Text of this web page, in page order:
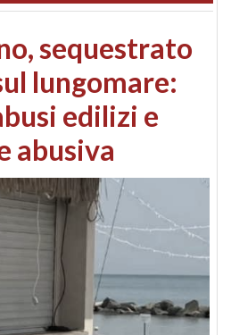
sequestrato
lungomare:
edilizi e
abusiva